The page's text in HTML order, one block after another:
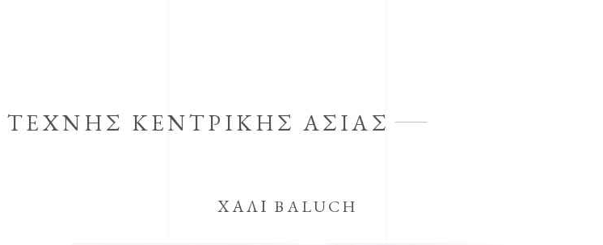
ΚΕΝΤΡΙΚΗΣ ΑΣΙΑΣ
ΧΑΛΙ BALUCH